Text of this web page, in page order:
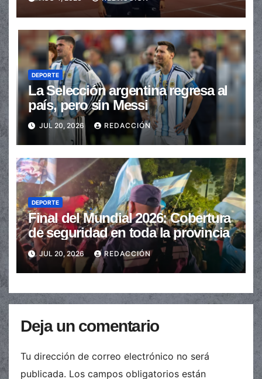
DEPORTE
La Selección argentina regresa al
país, pero sin Messi
JUL 20, 2026 REDACCIÓN
DEPORTE
Final del Mundial 2026: Cobertura
de seguridad en toda la provincia
JUL 20, 2026 REDACCIÓN
Deja un comentario
Tu dirección de correo electrónico no será
publicada. Los campos obligatorios están